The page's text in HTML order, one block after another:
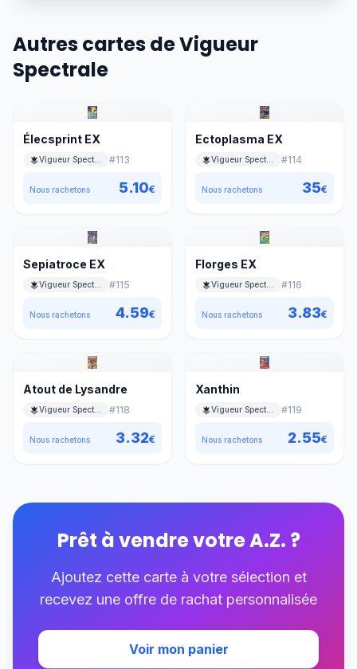
Autres cartes de Vigueur
Spectrale
Élecsprint EX
#113
Nous rachetons 5.10€
Ectoplasma EX
#114
Nous rachetons 35€
Sepiatroce EX
#115
Nous rachetons 4.59€
Florges EX
#116
Nous rachetons 3.83€
Atout de Lysandre
#118
Nous rachetons 3.32€
Xanthin
#119
Nous rachetons 2.55€
Prêt à vendre votreA.Z. ?
Ajoutez cette carte à votre sélection et
recevez une offre de rachat personnalisée
Voir mon panier